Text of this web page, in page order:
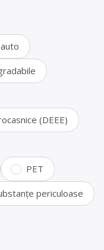
(DEEE)
PET
periculoase